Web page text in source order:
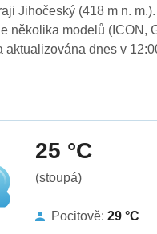
Jihočeský (418 m n.
několika modelů (ICON,
aktualizována dnes v
25 °C
(stoupá)
Pocitově: 29 °C